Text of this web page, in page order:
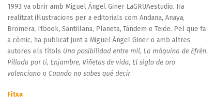
1993 va obrir amb Miguel Ángel Giner LaGRUAestudio. Ha
realitzat il·lustracions per a editorials com Andana, Anaya,
Bromera, Itbook, Santillana, Planeta, Tàndem o Teide. Pel que fa
a còmic, ha publicat junt a Miguel Ángel Giner o amb altres
autores els títols Una posibilidad entre mil, La máquina de Efrén,
Pillada por ti, Enjambre, Viñetas de vida, El siglo de oro
valenciano o Cuando no sabes qué decir.
Fitxa